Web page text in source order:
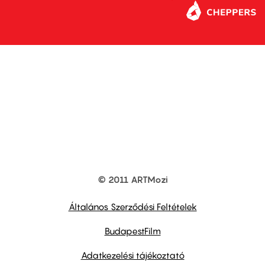
© 2011 ARTMozi
Általános Szerződési Feltételek
BudapestFilm
Adatkezelési tájékoztató